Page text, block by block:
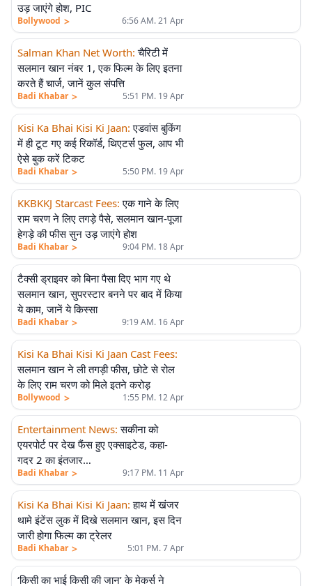
उड़ जाएंगे होश, PIC
Bollywood > 6:56 AM. 21 Apr
Salman Khan Net Worth: चैरिटी में
सलमान खान नंबर 1, एक फिल्म के लिए इतना
करते हैं चार्ज, जानें कुल संपत्ति
Badi Khabar > 5:51 PM. 19 Apr
Kisi Ka Bhai Kisi Ki Jaan: एडवांस बुकिंग
में ही टूट गए कई रिकॉर्ड, थिएटर्स फुल, आप भी
ऐसे बुक करें टिकट
Badi Khabar > 5:50 PM. 19 Apr
KKBKKJ Starcast Fees: एक गाने के लिए
राम चरण ने लिए तगड़े पैसे, सलमान खान-पूजा
हेगड़े की फीस सुन उड़ जाएंगे होश
Badi Khabar > 9:04 PM. 18 Apr
टैक्सी ड्राइवर को बिना पैसा दिए भाग गए थे
सलमान खान, सुपरस्टार बनने पर बाद में किया
ये काम, जानें ये किस्सा
Badi Khabar > 9:19 AM. 16 Apr
Kisi Ka Bhai Kisi Ki Jaan Cast Fees:
सलमान खान ने ली तगड़ी फीस, छोटे से रोल
के लिए राम चरण को मिले इतने करोड़
Bollywood > 1:55 PM. 12 Apr
Entertainment News: सकीना को
एयरपोर्ट पर देख फैंस हुए एक्साइटेड, कहा-
गदर 2 का इंतजार…
Badi Khabar > 9:17 PM. 11 Apr
Kisi Ka Bhai Kisi Ki Jaan: हाथ में खंजर
थामे इंटेंस लुक में दिखे सलमान खान, इस दिन
जारी होगा फिल्म का ट्रेलर
Badi Khabar > 5:01 PM. 7 Apr
‘किसी का भाई किसी की जान’ के मेकर्स ने